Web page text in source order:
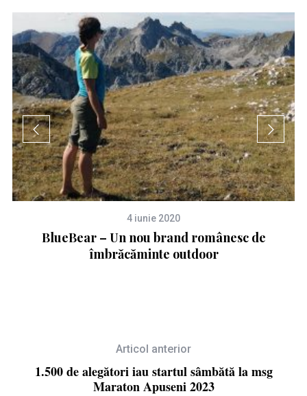
4 iunie 2020
BlueBear – Un nou brand românesc de
îmbrăcăminte outdoor
Articol anterior
1.500 de alegători iau startul sâmbătă la msg
Maraton Apuseni 2023